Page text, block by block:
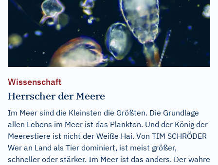
Wissenschaft
Herrscher der Meere
Im Meer sind die Kleinsten die Größten. Die Grundlage
allen Lebens im Meer ist das Plankton. Und der König der
Meerestiere ist nicht der Weiße Hai. Von TIM SCHRÖDER
Wer an Land als Tier dominiert, ist meist größer,
schneller oder stärker. Im Meer ist das anders. Der wahre